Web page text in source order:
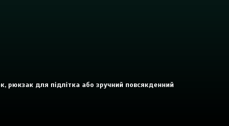
рюкзак для підлітка або зручний повсякденний